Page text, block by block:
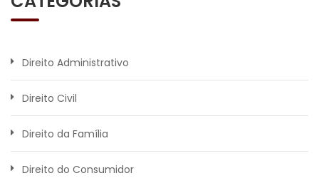
Direito Administrativo
Direito Civil
Direito da Família
Direito do Consumidor